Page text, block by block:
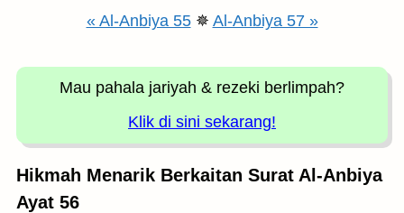
« Al-Anbiya 55✵ Al-Anbiya 57 »
Mau pahala jariyah & rezeki berlimpah?
Klik di sini sekarang!
Hikmah Menarik Berkaitan Surat Al-Anbiya
Ayat 56